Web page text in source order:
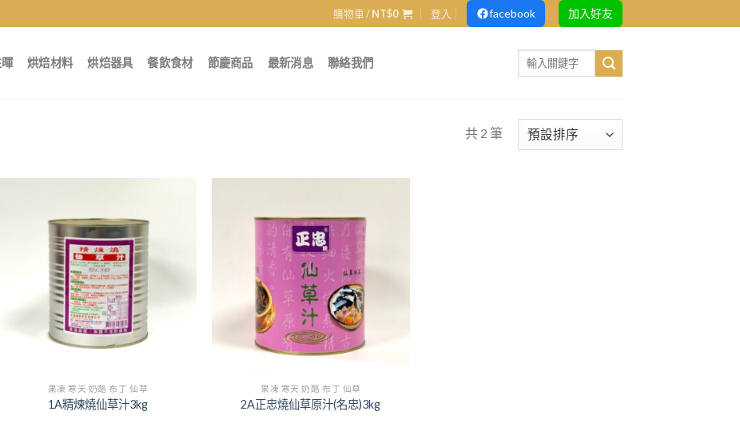
購物車 /NT$0 登入 facebook 加入好友
烘焙材料 烘焙器具 餐飲食材 節慶商品 最新消息 聯絡我們
Search
for:
共 2 筆
果凍 寒天 奶酪 布丁 仙草
1A精煉燒仙草汁3kg
果凍 寒天 奶酪 布丁 仙草
2A正忠燒仙草原汁(名忠)3kg